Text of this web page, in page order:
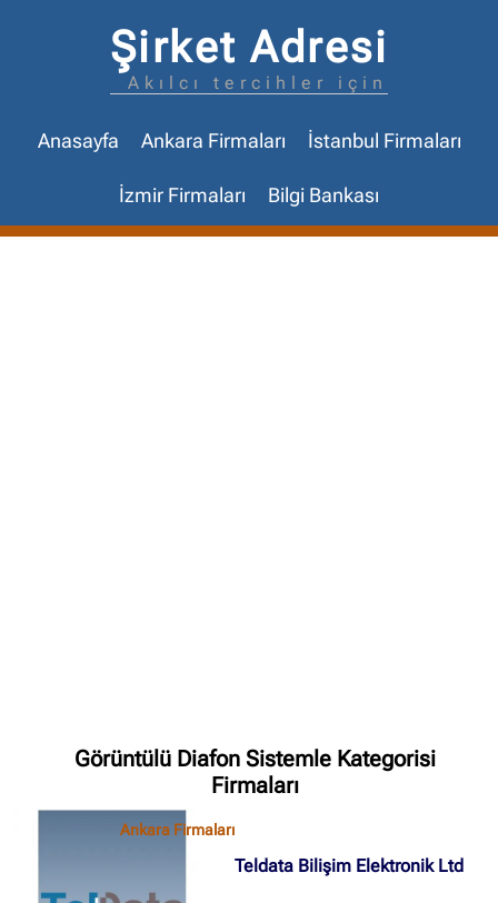
Şirket Adresi
Akılcı tercihler için
Anasayfa Ankara Firmaları İstanbul Firmaları
İzmir Firmaları Bilgi Bankası
Görüntülü Diafon Sistemle Kategorisi
Firmaları
Ankara Firmaları
Teldata Bilişim Elektronik Ltd
İstanbul Firmaları
İzmir Firmaları